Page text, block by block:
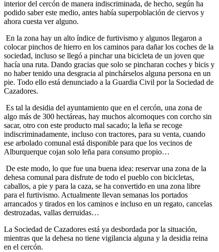
interior del cercón de manera indiscriminada, de hecho, según ha
podido saber este medio, antes había superpoblación de ciervos y
ahora cuesta ver alguno.
En la zona hay un alto índice de furtivismo y algunos llegaron a
colocar pinchos de hierro en los caminos para dañar los coches de la
sociedad, incluso se llegó a pinchar una bicicleta de un joven que
hacía una ruta. Dando gracias que solo se pincharan coches y bicis y
no haber tenido una desgracia al pinchárselos alguna persona en un
pie. Todo ello está denunciado a la Guardia Civil por la Sociedad de
Cazadores.
Es tal la desidia del ayuntamiento que en el cercón, una zona de
algo más de 300 hectáreas, hay muchos alcornoques con corcho sin
sacar, otro con este producto mal sacado; la leña se recoge
indiscriminadamente, incluso con tractores, para su venta, cuando
ese arbolado comunal está disponible para que los vecinos de
Alburquerque cojan solo leña para consumo propio…
De este modo, lo que fue una buena idea: reservar una zona de la
dehesa comunal para disfrute de todo el pueblo con bicicletas,
caballos, a pie y para la caza, se ha convertido en una zona libre
para el furtivismo. Actualmente llevan semanas los portados
arrancados y tirados en los caminos e incluso en un regato, cancelas
destrozadas, vallas derruidas…
La Sociedad de Cazadores está ya desbordada por la situación,
mientras que la dehesa no tiene vigilancia alguna y la desidia reina
en el cercón.